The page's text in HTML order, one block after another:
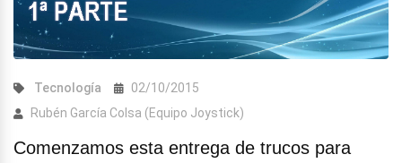
Tecnología
02/10/2015
Rubén García Colsa (Equipo Joystick)
Comenzamos esta entrega de trucos para